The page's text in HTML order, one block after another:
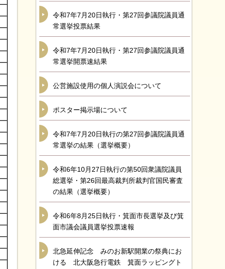
令和7年7月20日執行・第27回参議院議員通
常選挙投票結果
令和7年7月20日執行・第27回参議院議員通
常選挙開票速結果
公営施設使用の個人演説会について
ポスター掲示場について
令和7年7月20日執行の第27回参議院議員通
常選挙の結果（選挙概要）
令和6年10月27日執行の第50回衆議院議員
総選挙・第26回最高裁判所裁判官国民審査
の結果（選挙概要）
令和6年8月25日執行・箕面市長選挙及び箕
面市議会議員選挙投票速報
北急延伸記念 みのお新駅開業の祭典にお
ける 北大阪急行電鉄 箕面ラッピングト